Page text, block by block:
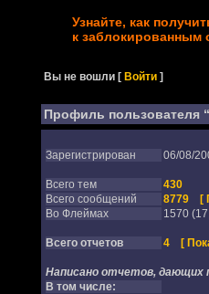
Узнайте, как
к заблокированным
Вы не вошли [Войти ]
Профиль пользователя “
Зарегистрирован 06/08/
Всего тем
430
Всего сообщений
8779
[
Во Флеймах
1570
Всего отчетов 4 [
Написано отчетов, дающих
В том числе: